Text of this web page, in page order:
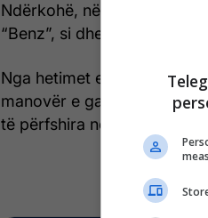
Ndërkohë, në spital janë
“Benz”, si dhe katër
Nga hetimet e para
manovër e gabuar dhe
të përfshira në ngjarje.